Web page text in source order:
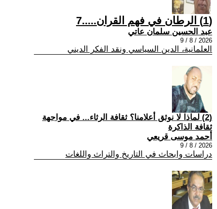
(1) الرطان في فهم القران.....7
عبد الحسين سلمان عاتي
2026 / 8 / 9
العلمانية، الدين السياسي ونقد الفكر الديني
(2) لماذا لا نوثق أعلامنا؟ ثقافة الرثاء... في مواجهة
ثقافة الذاكرة
أحمد موسى قريعي
2026 / 8 / 9
دراسات وابحاث في التاريخ والتراث واللغات